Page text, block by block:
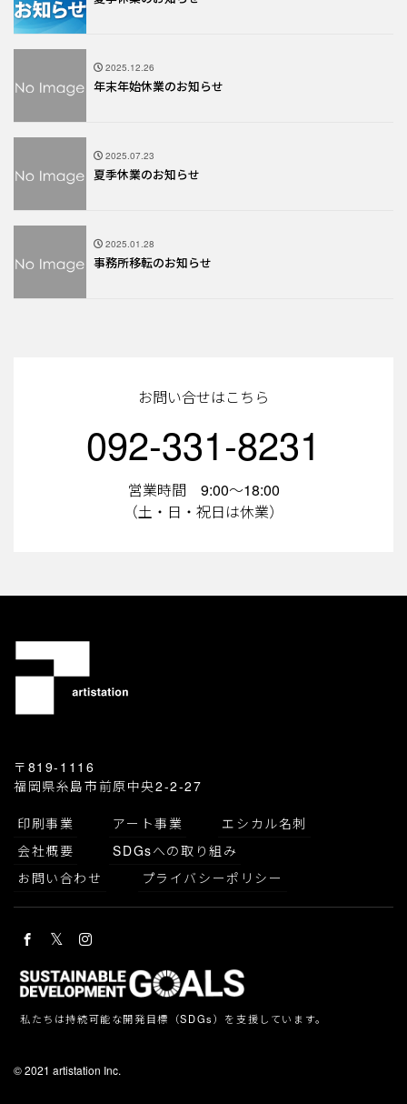
2025.12.26
年末年始休業のお知らせ
2025.07.23
夏季休業のお知らせ
2025.01.28
事務所移転のお知らせ
お問い合せはこちら
092-331-8231
営業時間 9:00～18:00
（土・日・祝日は休業）
〒819-1116
福岡県糸島市前原中央2-2-27
印刷事業 アート事業
エシカル名刺
会社概要
SDGsへの取り組み
お問い合わせ
プライバシーポリシー
私たちは持続可能な開発目標（SDGs）を支援しています。
© 2021 artistation Inc.